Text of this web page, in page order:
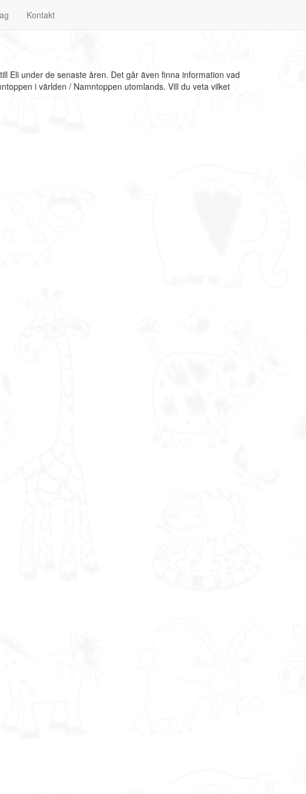
Kontakt
Eli under de senaste åren. Det går även finna information vad
i världen / Namntoppen utomlands. Vill du veta vilket